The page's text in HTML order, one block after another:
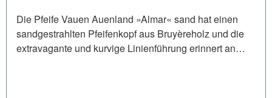
Die Pfeife Vauen Auenland »Almar« sand hat einen
sandgestrahlten Pfeifenkopf aus Bruyèreholz und die
extravagante und kurvige Linienführung erinnert an